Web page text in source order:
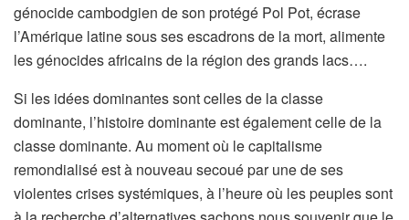
génocide cambodgien de son protégé Pol Pot, écrase
l’Amérique latine sous ses escadrons de la mort, alimente
les génocides africains de la région des grands lacs….
Si les idées dominantes sont celles de la classe
dominante, l’histoire dominante est également celle de la
classe dominante. Au moment où le capitalisme
remondialisé est à nouveau secoué par une de ses
violentes crises systémiques, à l’heure où les peuples sont